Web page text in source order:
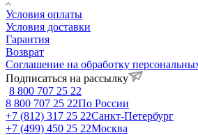
Условия оплаты
Условия доставки
Гарантия
Возврат
Соглашение на обработку
Подписаться на рассылку
8 800 707 25 22
8 800 707 25 22По России
+7 (812) 317 25 22Санкт-Петербург
+7 (499) 450 25 22Москва